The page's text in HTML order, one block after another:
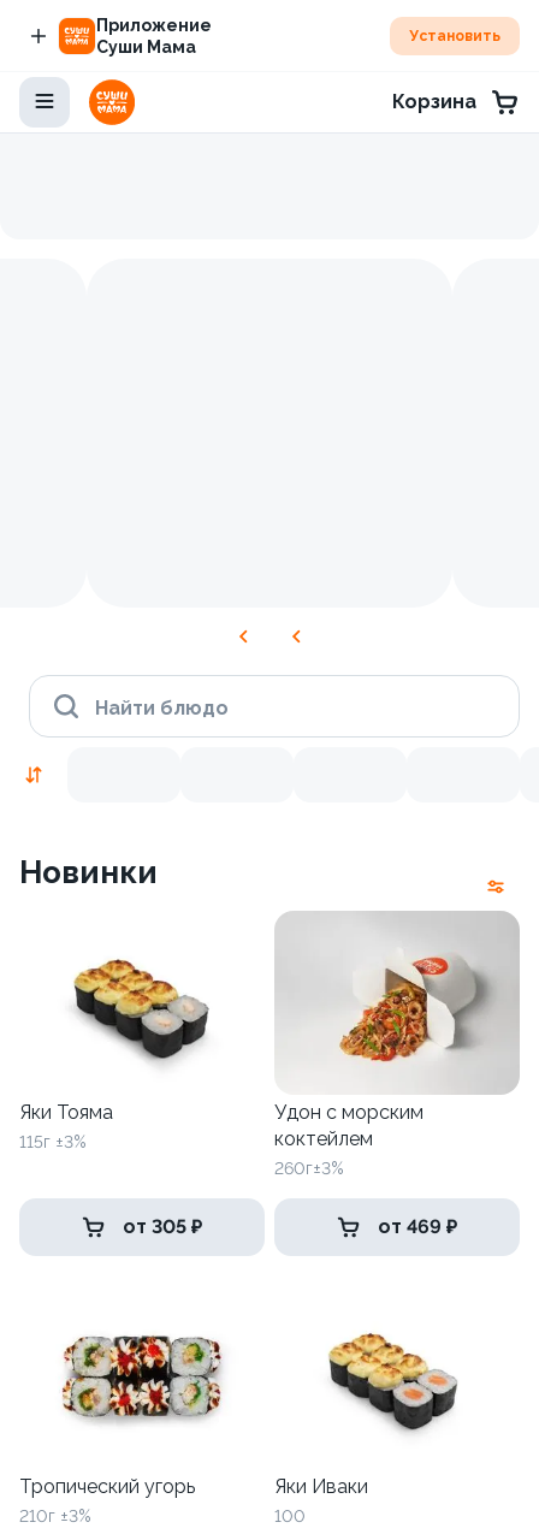
Приложение
Суши Мама
Установить
Корзина
Найти блюдо
Новинки
Яки Тояма
115г ±3%
от 305 ₽
Удон с морским
коктейлем
260г±3%
от 469 ₽
Тропический угорь
210г ±3%
Яки Иваки
100